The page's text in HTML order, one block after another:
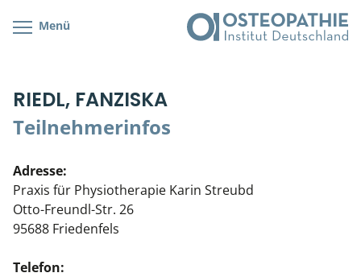
Menü
RIEDL, FANZISKA
Teilnehmerinfos
Adresse:
Praxis für Physiotherapie Karin Streubd
Otto-Freundl-Str. 26
95688 Friedenfels
Telefon:
Cranial/Neurale Osteopathie
Parietale Osteopathie
Viszerale Osteopathie
Klinische & Praktische Kurse
Bonus-Programm
Veranstaltungsticket DB
Wissenswertes
Teilnehmerliste
Stellenbörse
Soziales Engagement